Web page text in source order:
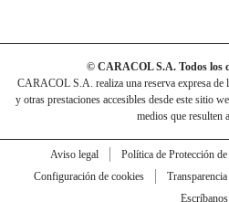
© CARACOL S.A. Todos los
CARACOL S.A. realiza una reserva expresa de
y otras prestaciones accesibles desde este sitio
medios que resulten
Aviso legal Política de Protección
Configuración de cookies
Transparencia
Escríbanos